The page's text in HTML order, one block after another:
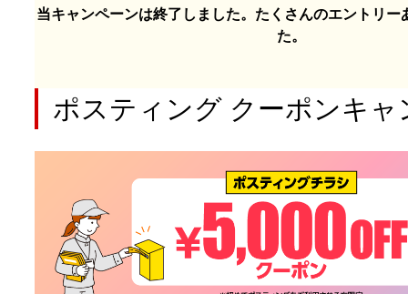
当キャンペーンは終了しました。たくさんのエントリー
た。
ポスティング クーポンキャ